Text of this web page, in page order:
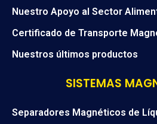
Nuestro Apoyo al Sector
Certificado de Transporte
Nuestros últimos productos
SISTEMAS
Separadores Magnéticos de